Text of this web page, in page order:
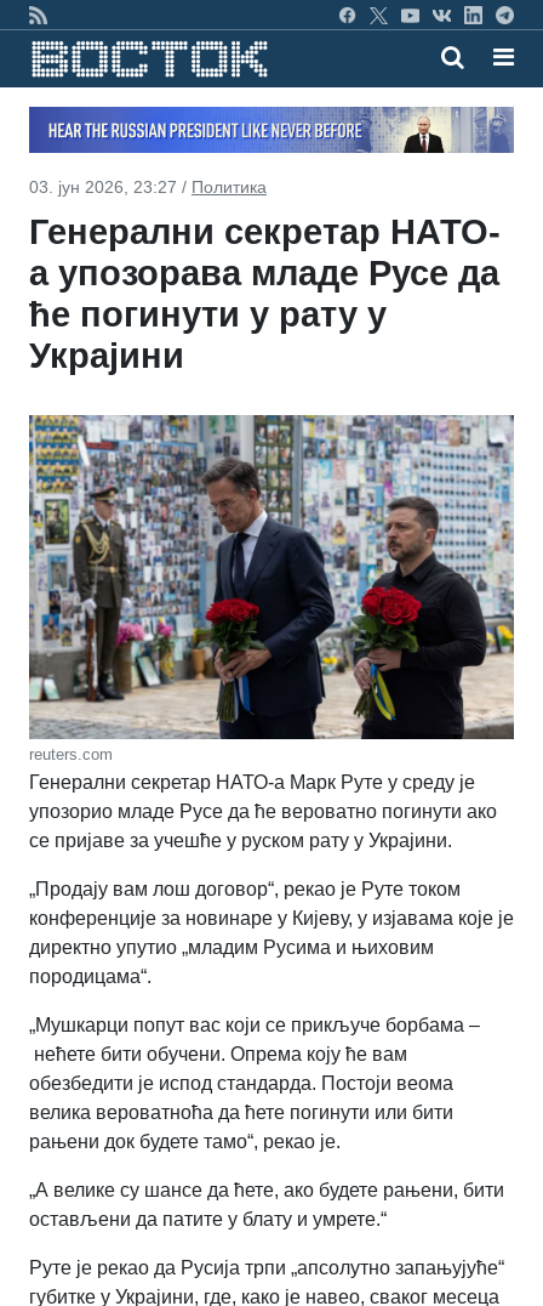
03. јун 2026, 23:27 / Политика
Генерални секретар НАТО-
а упозорава младе Русе да
ће погинути у рату у
Украјини
reuters.com
Генерални секретар НАТО-а Марк Руте у среду је
упозорио младе Русе да ће вероватно погинути ако
се пријаве за учешће у руском рату у Украјини.
„Продају вам лош договор“, рекао је Руте током
конференције за новинаре у Кијеву, у изјавама које је
директно упутио „младим Русима и њиховим
породицама“.
„Мушкарци попут вас који се прикључе борбама –
нећете бити обучени. Опрема коју ће вам
обезбедити је испод стандарда. Постоји веома
велика вероватноћа да ћете погинути или бити
рањени док будете тамо“, рекао је.
„А велике су шансе да ћете, ако будете рањени, бити
остављени да патите у блату и умрете.“
Руте је рекао да Русија трпи „апсолутно запањујуће“
губитке у Украјини, где, како је навео, сваког месеца